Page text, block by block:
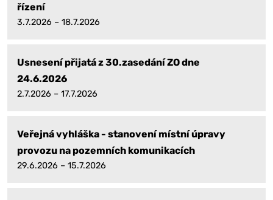
řízení
3.7.2026 – 18.7.2026
Usnesení přijatá z 30.zasedání ZO dne
24.6.2026
2.7.2026 – 17.7.2026
Veřejná vyhláška - stanovení místní úpravy
provozu na pozemních komunikacích
29.6.2026 – 15.7.2026